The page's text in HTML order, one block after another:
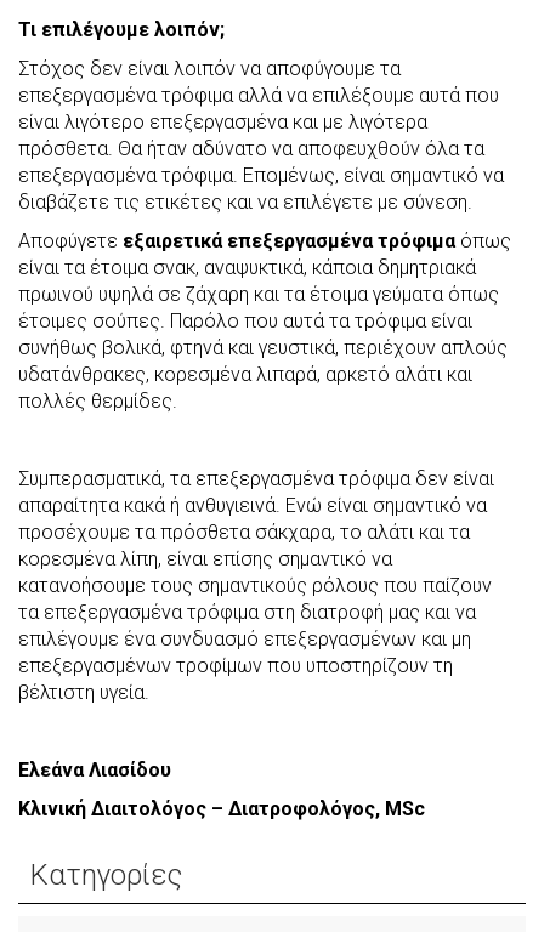
Τι επιλέγουμε λοιπόν;
Στόχος δεν είναι λοιπόν να αποφύγουμε τα
επεξεργασμένα τρόφιμα αλλά να επιλέξουμε αυτά που
είναι λιγότερο επεξεργασμένα και με λιγότερα
πρόσθετα. Θα ήταν αδύνατο να αποφευχθούν όλα τα
επεξεργασμένα τρόφιμα. Επομένως, είναι σημαντικό να
διαβάζετε τις ετικέτες και να επιλέγετε με σύνεση.
Αποφύγετε εξαιρετικά επεξεργασμένα τρόφιμα όπως
είναι τα έτοιμα σνακ, αναψυκτικά, κάποια δημητριακά
πρωινού υψηλά σε ζάχαρη και τα έτοιμα γεύματα όπως
έτοιμες σούπες. Παρόλο που αυτά τα τρόφιμα είναι
συνήθως βολικά, φτηνά και γευστικά, περιέχουν απλούς
υδατάνθρακες, κορεσμένα λιπαρά, αρκετό αλάτι και
πολλές θερμίδες.
Συμπερασματικά, τα επεξεργασμένα τρόφιμα δεν είναι
απαραίτητα κακά ή ανθυγιεινά. Ενώ είναι σημαντικό να
προσέχουμε τα πρόσθετα σάκχαρα, το αλάτι και τα
κορεσμένα λίπη, είναι επίσης σημαντικό να
κατανοήσουμε τους σημαντικούς ρόλους που παίζουν
τα επεξεργασμένα τρόφιμα στη διατροφή μας και να
επιλέγουμε ένα συνδυασμό επεξεργασμένων και μη
επεξεργασμένων τροφίμων που υποστηρίζουν τη
βέλτιστη υγεία.
Ελεάνα Λιασίδου
Κλινική Διαιτολόγος – Διατροφολόγος, MSc
Κατηγορίες